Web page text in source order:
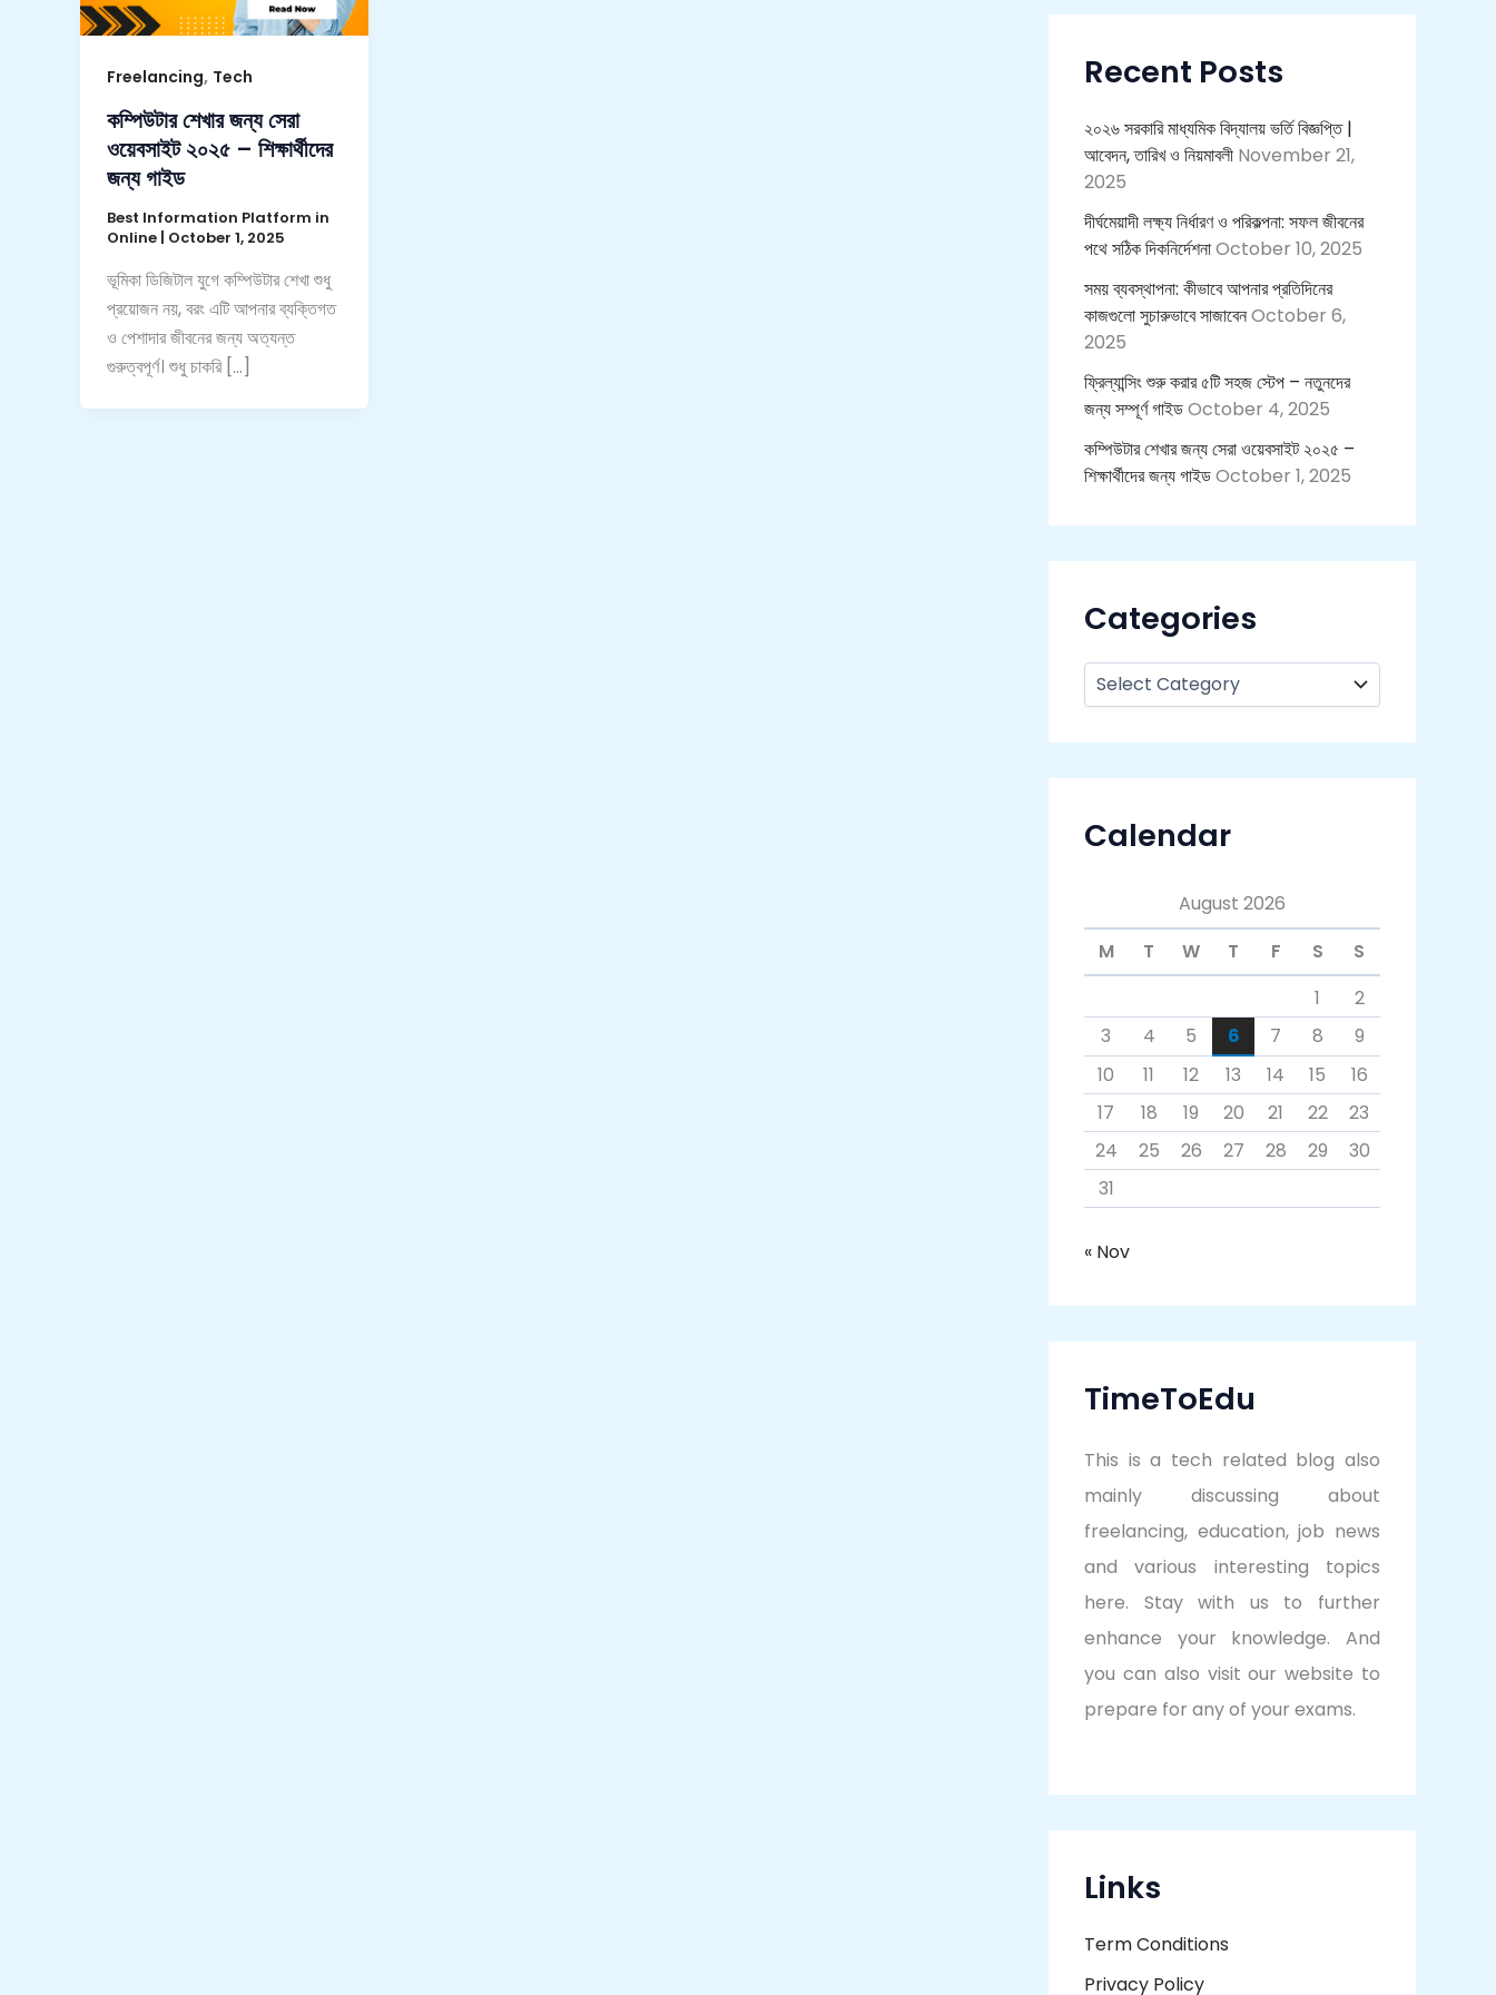
Freelancing, Tech
কম্পিউটার শেখার জন্য সেরা
ওয়েবসাইট ২০২৫ – শিক্ষার্থীদের
জন্য গাইড
Best Information Platform in
Online | October 1, 2025
ভূমিকা ডিজিটাল যুগে কম্পিউটার শেখা শুধু
প্রয়োজন নয়, বরং এটি আপনার ব্যক্তিগত
ও পেশাদার জীবনের জন্য অত্যন্ত
গুরুত্বপূর্ণ। শুধু চাকরি […]
c
o
Recent Posts
২০২৬ সরকারি মাধ্যমিক বিদ্যালয় ভর্তি বিজ্ঞপ্তি |
আবেদন, তারিখ ও নিয়মাবলী November 21,
2025
দীর্ঘমেয়াদী লক্ষ্য নির্ধারণ ও পরিকল্পনা: সফল জীবনের
পথে সঠিক দিকনির্দেশনাOctober 10, 2025
সময় ব্যবস্থাপনা: কীভাবে আপনার প্রতিদিনের
কাজগুলো সুচারুভাবে সাজাবেনOctober 6,
2025
ফ্রিল্যান্সিং শুরু করার ৫টি সহজ স্টেপ – নতুনদের
জন্য সম্পূর্ণ গাইডOctober 4, 2025
কম্পিউটার শেখার জন্য সেরা ওয়েবসাইট ২০২৫ –
শিক্ষার্থীদের জন্য গাইডOctober 1, 2025
Categories
Calendar
August 2026
M
T W T F S
S
1
2
3
4 5 6 7 8
9
10
11 12 13 14 15
16
17
18 19 20 21 22
23
24
25 26 27 28 29
30
31
« Nov
TimeToEdu
This is a tech related blog also
mainly discussing about
freelancing, education, job news
and various interesting topics
here. Stay with us to further
enhance your knowledge. And
you can also visit our website to
prepare for any of your exams.
Links
Term Conditions
Privacy Policy